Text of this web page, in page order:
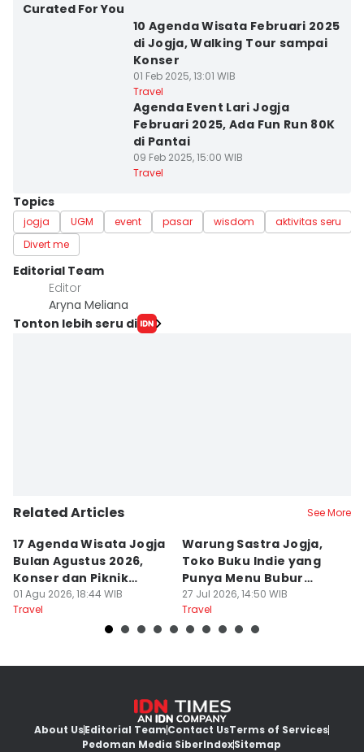
Curated For You
10 Agenda Wisata Februari 2025
di Jogja, Walking Tour sampai
Konser
01 Feb 2025, 13:01 WIB
Travel
Agenda Event Lari Jogja
Februari 2025, Ada Fun Run 80K
di Pantai
09 Feb 2025, 15:00 WIB
Travel
Topics
jogja UGM event pasar wisdom
aktivitas seru
Divert me
Editorial Team
Editor
Aryna Meliana
Tonton lebih seru di
Related Articles See More
17 Agenda Wisata Jogja
Bulan Agustus 2026,
Konser dan Piknik
Literasi
01 Agu 2026, 18:44 WIB
Travel
Warung Sastra Jogja,
Toko Buku Indie yang
Punya Menu Bubur
Manado
27 Jul 2026, 14:50 WIB
Travel
About UsEditorial TeamContact UsTerms of Services
Pedoman Media SiberIndexSitemap